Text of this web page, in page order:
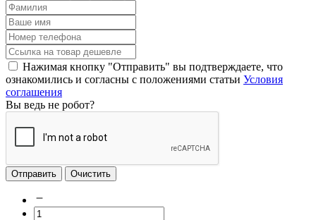
Нажимая кнопку "Отправить" вы подтверждаете, что
ознакомились и согласны с положениями статьи Условия
соглашения
Вы ведь не робот?
Отправить Очистить